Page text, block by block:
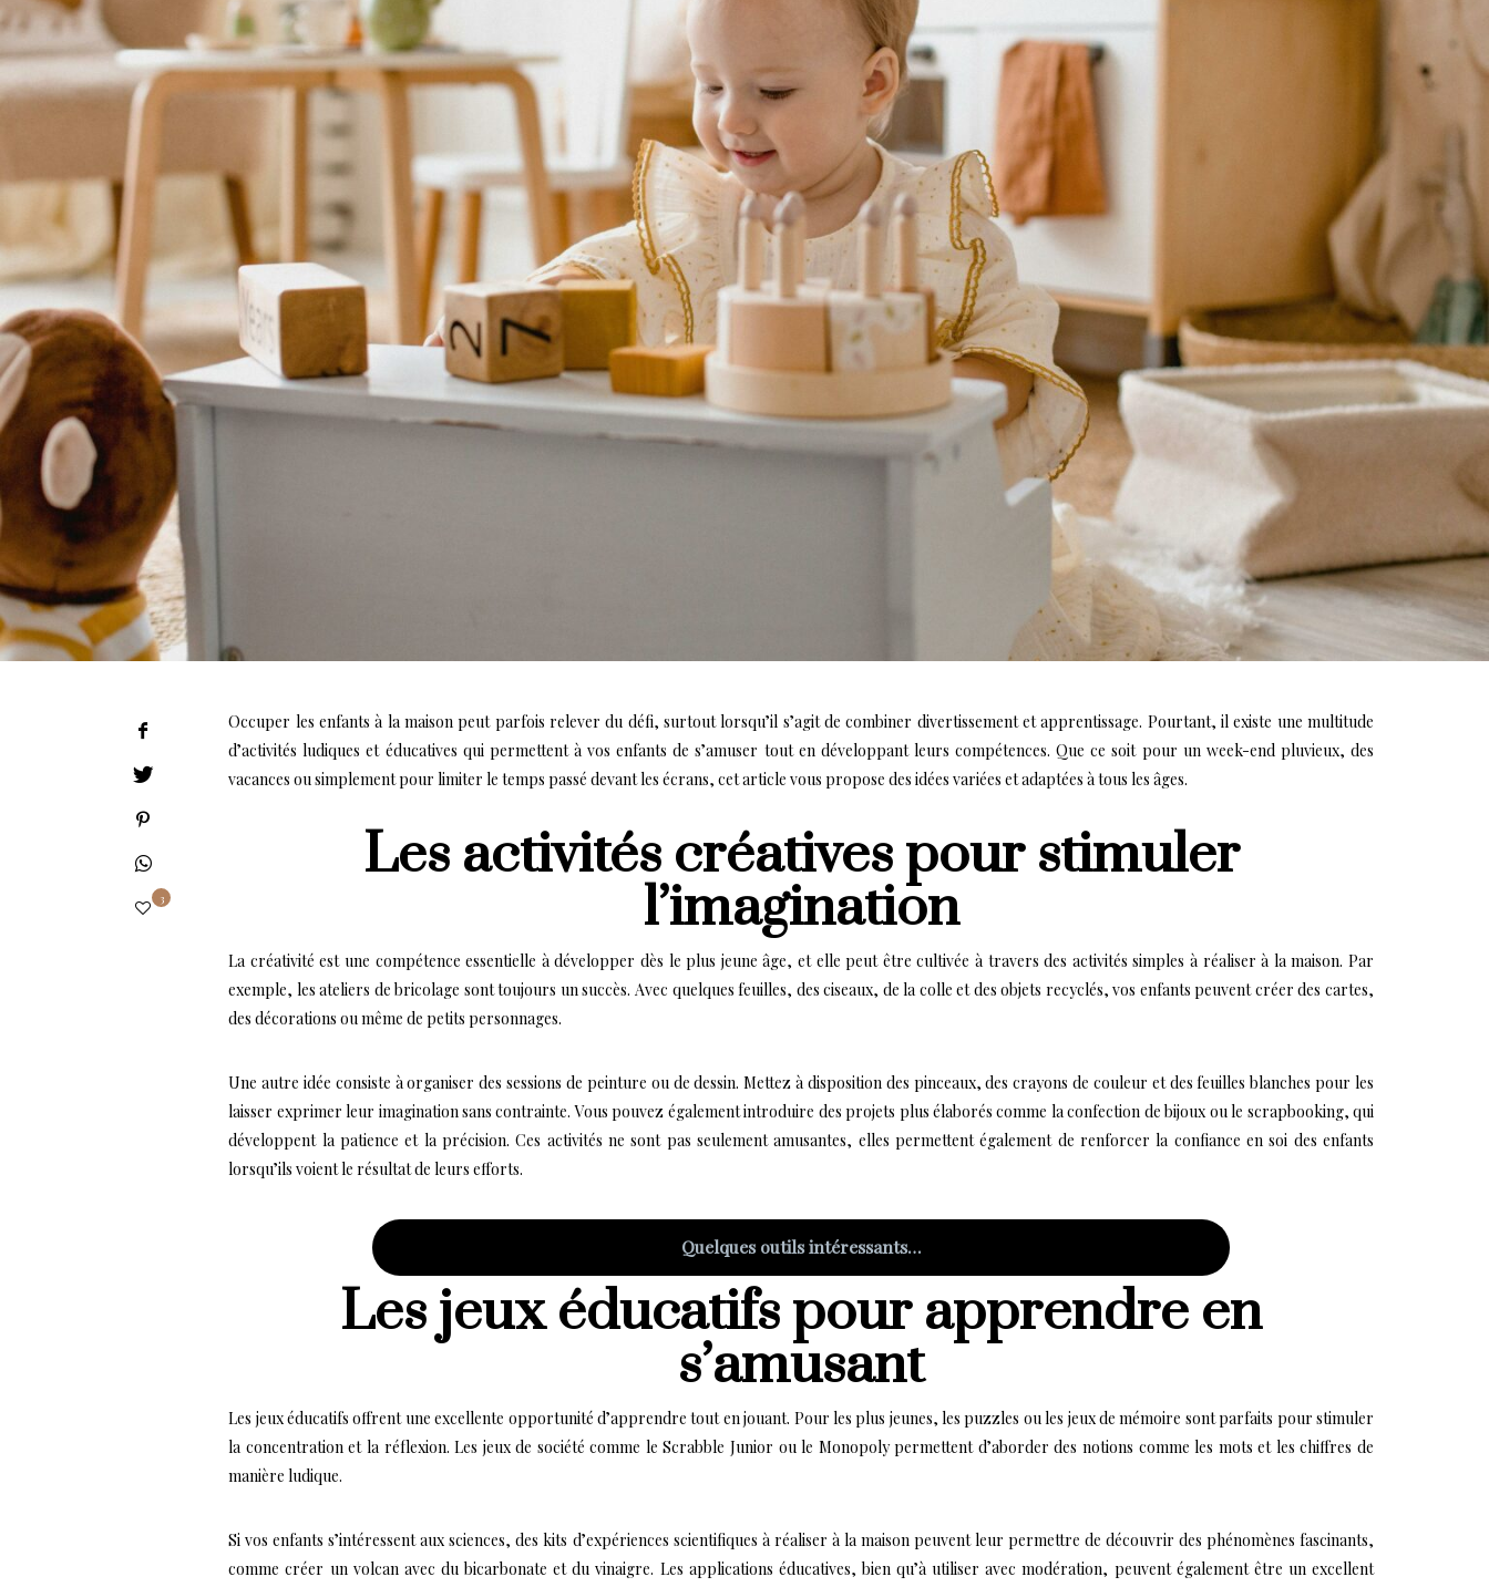
3
Occuper les enfants à la maison peut parfois relever du défi, surtout lorsqu’il s’agit de combiner divertissement et apprentissage. Pourtant, il existe une multitude
d’activités ludiques et éducatives qui permettent à vos enfants de s’amuser tout en développant leurs compétences. Que ce soit pour un week-end pluvieux, des
vacances ou simplement pour limiter le temps passé devant les écrans, cet article vous propose des idées variées et adaptées à tous les âges.
Les activités créatives pour stimuler
l’imagination
La créativité est une compétence essentielle à développer dès le plus jeune âge, et elle peut être cultivée à travers des activités simples à réaliser à la maison. Par
exemple, les ateliers de bricolage sont toujours un succès. Avec quelques feuilles, des ciseaux, de la colle et des objets recyclés, vos enfants peuvent créer des cartes,
des décorations ou même de petits personnages.
Une autre idée consiste à organiser des sessions de peinture ou de dessin. Mettez à disposition des pinceaux, des crayons de couleur et des feuilles blanches pour les
laisser exprimer leur imagination sans contrainte. Vous pouvez également introduire des projets plus élaborés comme la confection de bijoux ou le scrapbooking, qui
développent la patience et la précision. Ces activités ne sont pas seulement amusantes, elles permettent également de renforcer la confiance en soi des enfants
lorsqu’ils voient le résultat de leurs efforts.
Quelques outils intéressants…
Les jeux éducatifs pour apprendre en
s’amusant
Les jeux éducatifs offrent une excellente opportunité d’apprendre tout en jouant. Pour les plus jeunes, les puzzles ou les jeux de mémoire sont parfaits pour stimuler
la concentration et la réflexion. Les jeux de société comme le Scrabble Junior ou le Monopoly permettent d’aborder des notions comme les mots et les chiffres de
manière ludique.
Si vos enfants s’intéressent aux sciences, des kits d’expériences scientifiques à réaliser à la maison peuvent leur permettre de découvrir des phénomènes fascinants,
comme créer un volcan avec du bicarbonate et du vinaigre. Les applications éducatives, bien qu’à utiliser avec modération, peuvent également être un excellent